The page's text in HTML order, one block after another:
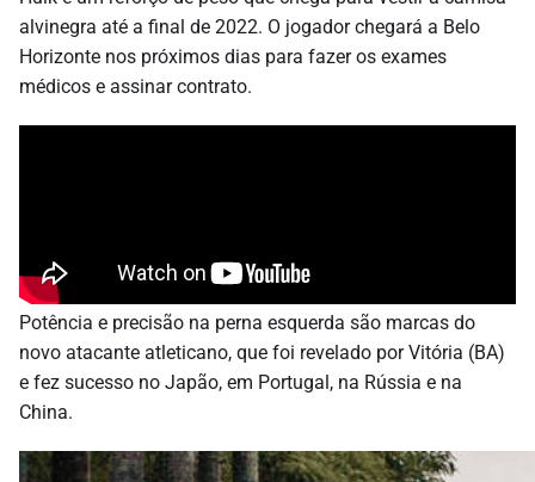
alvinegra até a final de 2022. O jogador chegará a Belo
Horizonte nos próximos dias para fazer os exames
médicos e assinar contrato.
Potência e precisão na perna esquerda são marcas do
novo atacante atleticano, que foi revelado por Vitória (BA)
e fez sucesso no Japão, em Portugal, na Rússia e na
China.